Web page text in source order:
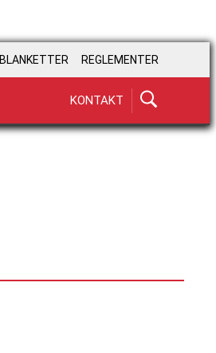
BLANKETTER REGLEMENTER
KONTAKT